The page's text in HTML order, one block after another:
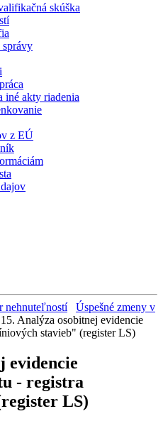
skúška
iné akty riadenia
z EÚ
nehnuteľností
Úspešné zmeny v
15. Analýza osobitnej evidencie
stavieb" (register LS)
evidencie
- registra
LS)